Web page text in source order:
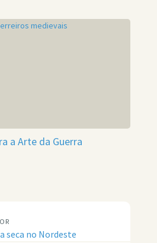
a Arte da Guerra
seca no Nordeste